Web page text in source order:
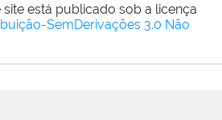
está publicado sob a licença
SemDerivações 3.0 Não